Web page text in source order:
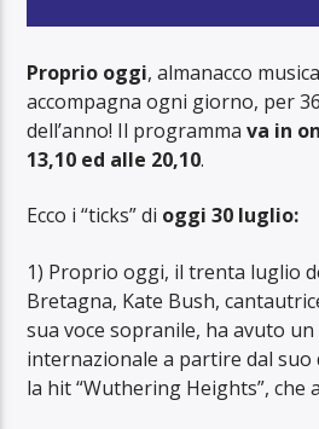
Proprio oggi, almanacco
accompagna ogni giorno, per
dell’anno! Il programma va in
13,10 ed alle 20,10.
Ecco i “ticks” di oggi 30 luglio:
1) Proprio oggi, il trenta luglio
Bretagna, Kate Bush,
sua voce sopranile, ha avuto un
internazionale a partire dal suo
la hit “Wuthering Heights”, che